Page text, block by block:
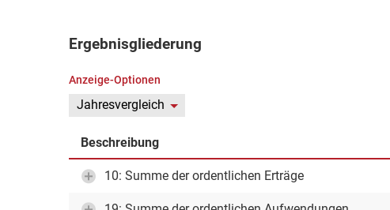
Ergebnisgliederung
Anzeige-Optionen
Jahresvergleich
Beschreibung
10: Summe der ordentlichen Erträge